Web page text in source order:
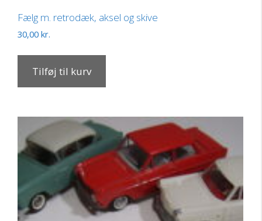
Fælg m. retrodæk, aksel og skive
30,00 kr.
Tilføj til kurv